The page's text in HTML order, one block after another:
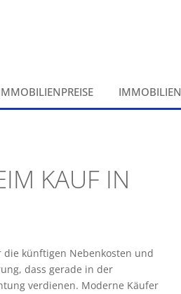
IMMOBILIEN
KAUF IN
künftigen Nebenkosten und
dass gerade in der
verdienen. Moderne Käufer